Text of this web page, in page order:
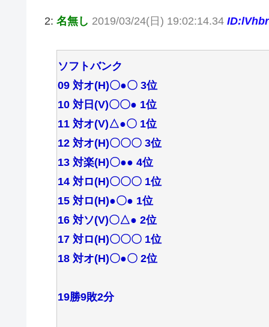
2: 名無し 2019/03/24(日) 19:02:14.34
ソフトバンク
09 対オ(H)〇●〇 3位
10 対日(V)〇〇● 1位
11 対オ(V)△●〇 1位
12 対オ(H)〇〇〇 3位
13 対楽(H)〇●● 4位
14 対ロ(H)〇〇〇 1位
15 対ロ(H)●〇● 1位
16 対ソ(V)〇△● 2位
17 対ロ(H)〇〇〇 1位
18 対オ(H)〇●〇 2位
19勝9敗2分